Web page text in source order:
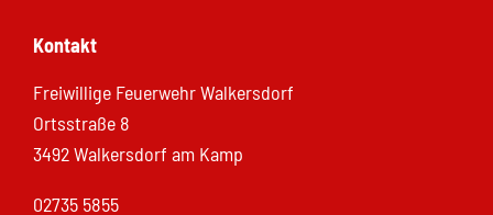
Kontakt
Freiwillige Feuerwehr Walkersdorf
Ortsstraße 8
3492 Walkersdorf am Kamp
02735 5855